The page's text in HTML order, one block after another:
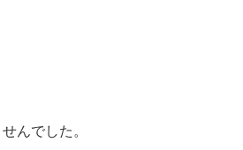
んでした。